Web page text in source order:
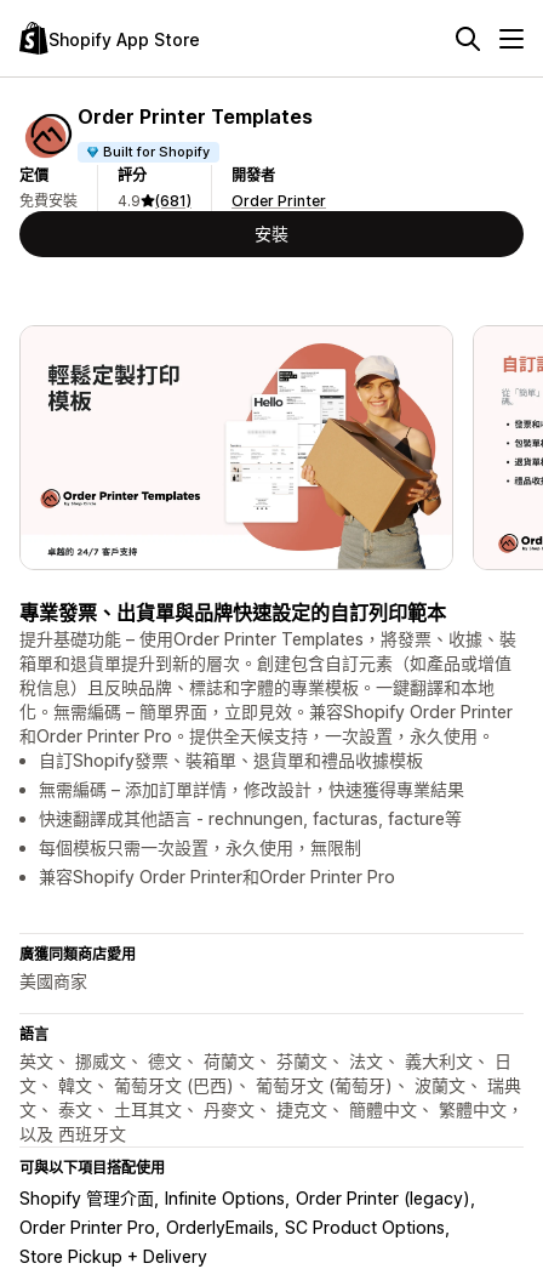
Shopify App Store
Order Printer Templates
Built for Shopify
定價
免費安裝
評分
4.9
(681)
開發者
Order Printer
安裝
專業發票、出貨單與品牌快速設定的自訂列印範本
提升基礎功能 – 使用Order Printer Templates，將發票、收據、裝
箱單和退貨單提升到新的層次。創建包含自訂元素（如產品或增值
稅信息）且反映品牌、標誌和字體的專業模板。一鍵翻譯和本地
化。無需編碼 – 簡單界面，立即見效。兼容Shopify Order Printer
和Order Printer Pro。提供全天候支持，一次設置，永久使用。
自訂Shopify發票、裝箱單、退貨單和禮品收據模板
無需編碼 – 添加訂單詳情，修改設計，快速獲得專業結果
快速翻譯成其他語言 - rechnungen, facturas, facture等
每個模板只需一次設置，永久使用，無限制
兼容Shopify Order Printer和Order Printer Pro
廣獲同類商店愛用
美國商家
語言
英文、 挪威文、 德文、 荷蘭文、 芬蘭文、 法文、 義大利文、 日
文、 韓文、 葡萄牙文 (巴西)、 葡萄牙文 (葡萄牙)、 波蘭文、 瑞典
文、 泰文、 土耳其文、 丹麥文、 捷克文、 簡體中文、 繁體中文，
以及 西班牙文
可與以下項目搭配使用
Shopify 管理介面 Infinite Options Order Printer (legacy)
Order Printer Pro OrderlyEmails SC Product Options
Store Pickup + Delivery